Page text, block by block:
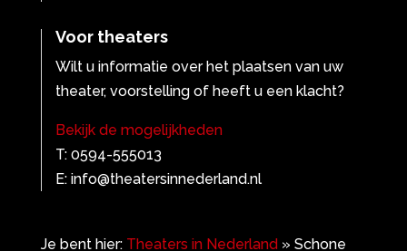
Voor theaters
Wilt u informatie over het plaatsen van uw
theater, voorstelling of heeft u een klacht?
Bekijk de mogelijkheden
T: 0594-555013
E: info@theatersinnederland.nl
Je bent hier: Theaters in Nederland » Schone